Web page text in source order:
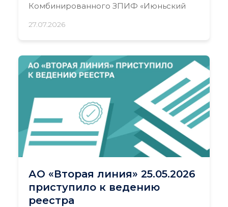
Комбинированного ЗПИФ «Июньский
27.07.2026
АО «Вторая линия» 25.05.2026
приступило к ведению
реестра